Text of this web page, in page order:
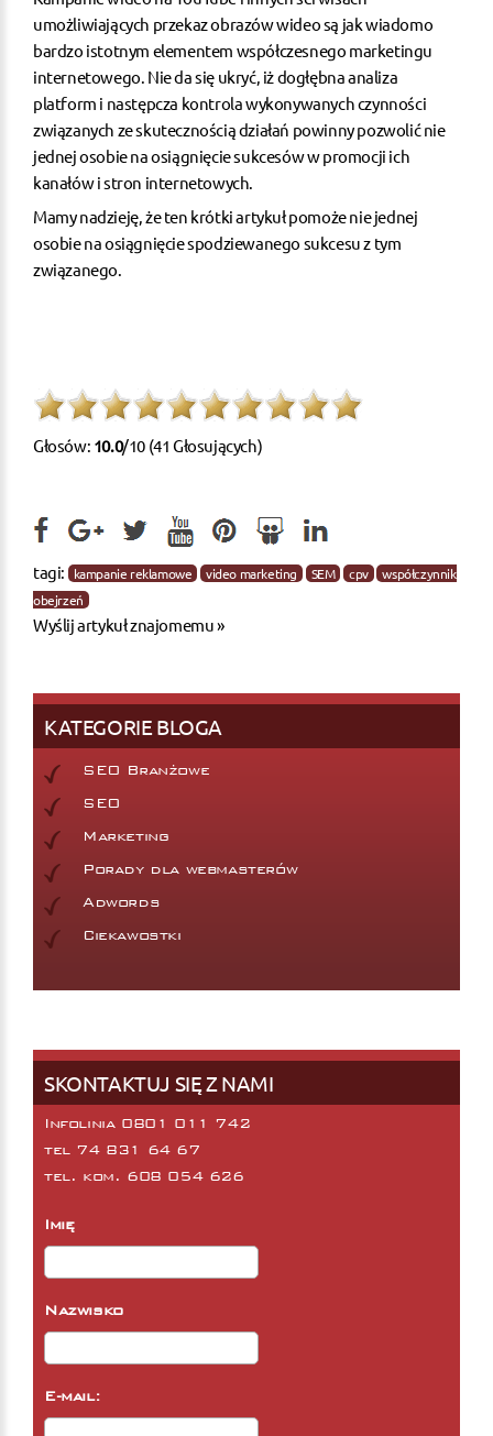
umożliwiających przekaz obrazów wideo są jak wiadomo
bardzo istotnym elementem współczesnego marketingu
internetowego. Nie da się ukryć, iż dogłębna analiza
platform i następcza kontrola wykonywanych czynności
związanych ze skutecznością działań powinny pozwolić nie
jednej osobie na osiągnięcie sukcesów w promocji ich
kanałów i stron internetowych.
Mamy nadzieję, że ten krótki artykuł pomoże nie jednej
osobie na osiągnięcie spodziewanego sukcesu z tym
związanego.
Głosów: 10.0/10 (41 Głosujących)
tagi: kampanie reklamowe video marketing SEM cpv
współczynnik
obejrzeń
Wyślij artykuł znajomemu »
KATEGORIE BLOGA
SEO Branżowe
SEO
Marketing
Porady dla webmasterów
Adwords
Ciekawostki
SKONTAKTUJ SIĘ Z NAMI
Infolinia 0801 011 742
tel 74 831 64 67
tel. kom. 608 054 626
Imię
Nazwisko
E-mail: